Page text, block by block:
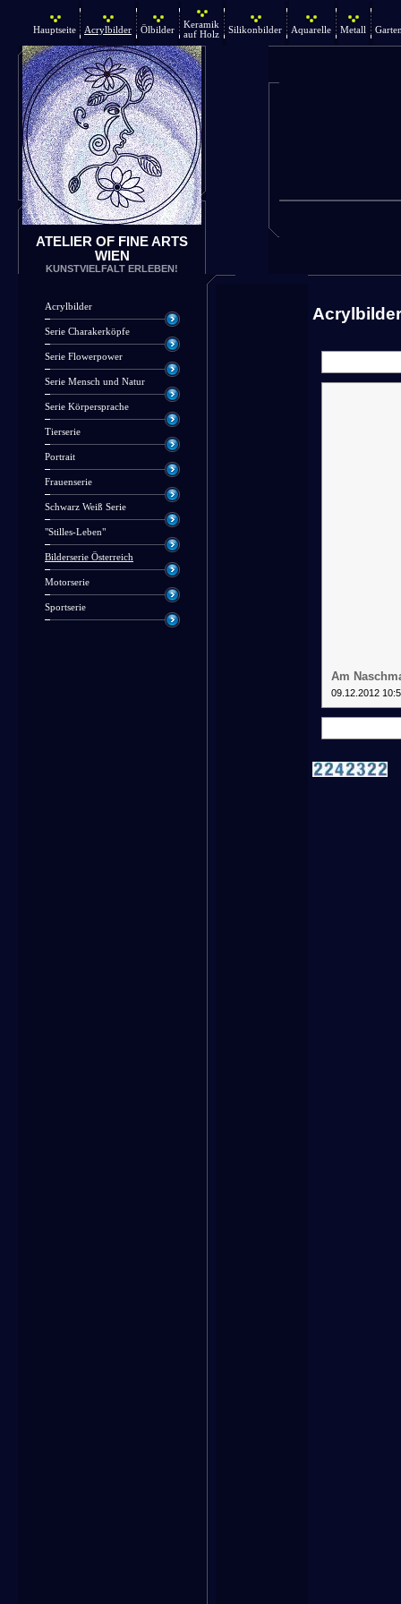
Hauptseite Acrylbilder Ölbilder
Keramik
auf Holz
Silikonbilder Aquarelle Metall
ATELIER OF FINE ARTS
WIEN
KUNSTVIELFALT ERLEBEN!
Acrylbilder
Serie Charakerköpfe
Serie Flowerpower
Serie Mensch und Natur
Serie Körpersprache
Tierserie
Portrait
Frauenserie
Schwarz Weiß Serie
"Stilles-Leben"
Bilderserie Österreich
Motorserie
Sportserie
Acrylbilder
Am
09.12.2012